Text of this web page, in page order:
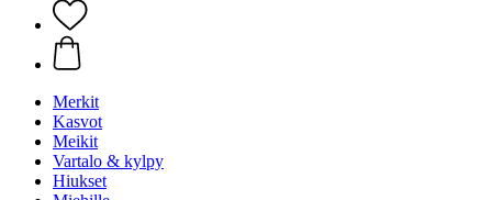
Merkit
Kasvot
Meikit
Vartalo & kylpy
Hiukset